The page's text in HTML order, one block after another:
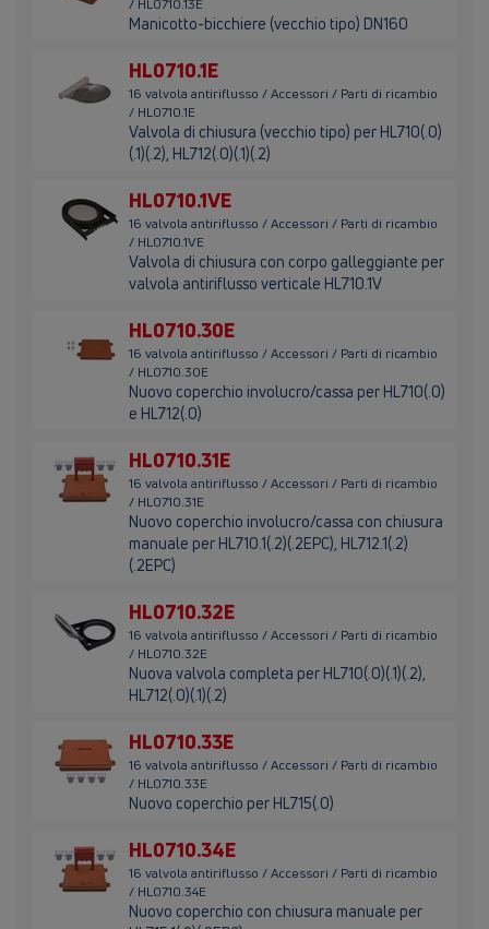
/ HL0710.13E
Manicotto-bicchiere (vecchio tipo) DN160
HL0710.1E
16 valvola antiriflusso / Accessori / Parti di ricambio
/ HL0710.1E
Valvola di chiusura (vecchio tipo) per HL710(.0)
(.1)(.2), HL712(.0)(.1)(.2)
HL0710.1VE
16 valvola antiriflusso / Accessori / Parti di ricambio
/ HL0710.1VE
Valvola di chiusura con corpo galleggiante per
valvola antiriflusso verticale HL710.1V
HL0710.30E
16 valvola antiriflusso / Accessori / Parti di ricambio
/ HL0710.30E
Nuovo coperchio involucro/cassa per HL710(.0)
e HL712(.0)
HL0710.31E
16 valvola antiriflusso / Accessori / Parti di ricambio
/ HL0710.31E
Nuovo coperchio involucro/cassa con chiusura
manuale per HL710.1(.2)(.2EPC), HL712.1(.2)
(.2EPC)
HL0710.32E
16 valvola antiriflusso / Accessori / Parti di ricambio
/ HL0710.32E
Nuova valvola completa per HL710(.0)(.1)(.2),
HL712(.0)(.1)(.2)
HL0710.33E
16 valvola antiriflusso / Accessori / Parti di ricambio
/ HL0710.33E
Nuovo coperchio per HL715(.0)
HL0710.34E
16 valvola antiriflusso / Accessori / Parti di ricambio
/ HL0710.34E
Nuovo coperchio con chiusura manuale per